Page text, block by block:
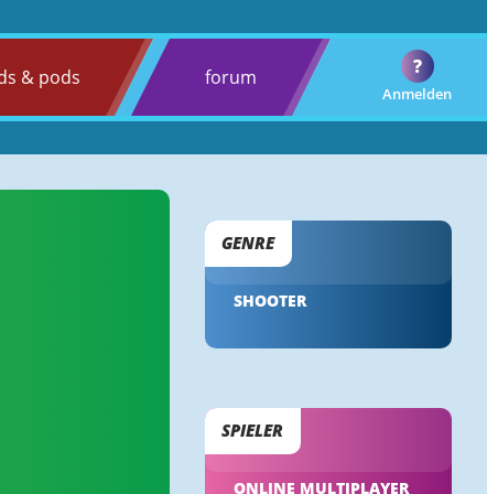
& pods forum
Anmelden
?
GENRE
SHOOTER
SPIELER
ONLINE MULTIPLAYER